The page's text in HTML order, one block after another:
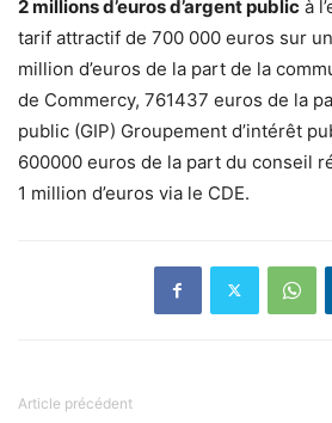
2 millions d’euros d’argent public à
tarif attractif de 700 000 euros sur
million d’euros de la part de la
de Commercy, 761437 euros de la
public (GIP) Groupement d’intérêt
600000 euros de la part du conseil
1 million d’euros via le CDE.
Article précédent